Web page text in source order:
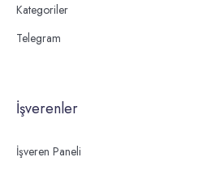
Kategoriler
Telegram
İşverenler
İşveren Paneli